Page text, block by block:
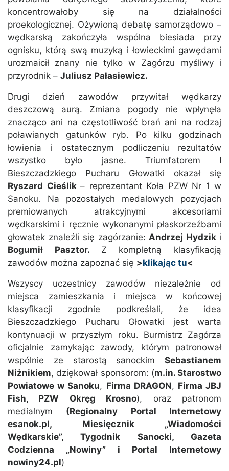
koncentrowałoby się na działalności
proekologicznej. Ożywioną debatę samorządowo –
wędkarską zakończyła wspólna biesiada przy
ognisku, którą swą muzyką i łowieckimi gawędami
urozmaicił znany nie tylko w Zagórzu myśliwy i
przyrodnik – Juliusz Pałasiewicz.
Drugi dzień zawodów przywitał wędkarzy
deszczową aurą. Zmiana pogody nie wpłynęła
znacząco ani na częstotliwość brań ani na rodzaj
poławianych gatunków ryb. Po kilku godzinach
łowienia i ostatecznym podliczeniu rezultatów
wszystko było jasne. Triumfatorem I
Bieszczadzkiego Pucharu Głowatki okazał się
Ryszard Cieślik – reprezentant Koła PZW Nr 1 w
Sanoku. Na pozostałych medalowych pozycjach
premiowanych atrakcyjnymi akcesoriami
wędkarskimi i ręcznie wykonanymi płaskorzeźbami
głowatek znaleźli się zagórzanie:Andrzej Hydzik i
Bogumił Pasztor. Z kompletną klasyfikacją
zawodów można zapoznać się >klikając tu<
Wszyscy uczestnicy zawodów niezależnie od
miejsca zamieszkania i miejsca w końcowej
klasyfikacji zgodnie podkreślali, że idea
Bieszczadzkiego Pucharu Głowatki jest warta
kontynuacji w przyszłym roku. Burmistrz Zagórza
oficjalnie zamykając zawody, którym patronował
wspólnie ze starostą sanockim Sebastianem
Niżnikiem, dziękował sponsorom: (m.in. Starostwo
Powiatowe w Sanoku, Firma DRAGON, Firma JBJ
Fish, PZW Okręg Krosno), oraz patronom
medialnym (Regionalny Portal Internetowy
esanok.pl, Miesięcznik „Wiadomości
Wędkarskie”, Tygodnik Sanocki, Gazeta
Codzienna „Nowiny” i Portal Internetowy
nowiny24.pl)